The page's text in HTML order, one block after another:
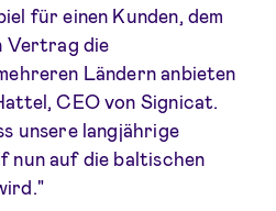
für einen Kunden, dem
Vertrag die
Ländern anbieten
CEO von Signicat.
unsere langjährige
nun auf die baltischen